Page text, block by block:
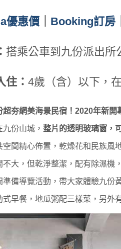
優惠價｜ Booking訂房｜
搭乘公車到九份派出所
住： 4歲（含）以下，
超夯網美海景民宿！2020年新開
九份山城， 整片的透明玻璃窗，
空間精心佈置，乾燥花和民族風
不大，但乾淨整潔，配有除濕機，
準備導覽活動，帶大家體驗九份
式早餐，地瓜粥配三樣菜，另外